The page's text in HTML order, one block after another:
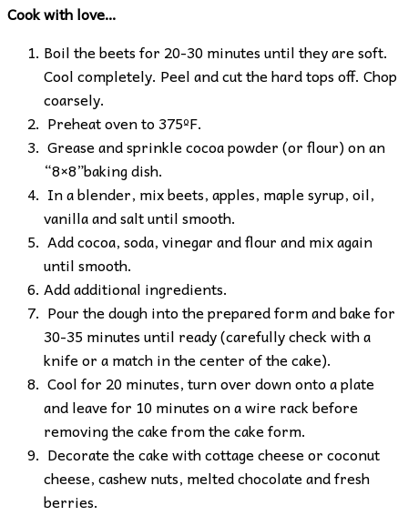
Cook with love…
Boil the beets for 20-30 minutes until they are soft.
Cool completely. Peel and cut the hard tops off. Chop
coarsely.
Preheat oven to 375ºF.
Grease and sprinkle cocoa powder (or flour) on an
“8×8”baking dish.
In a blender, mix beets, apples, maple syrup, oil,
vanilla and salt until smooth.
Add cocoa, soda, vinegar and flour and mix again
until smooth.
Add additional ingredients.
Pour the dough into the prepared form and bake for
30-35 minutes until ready (carefully check with a
knife or a match in the center of the cake).
Cool for 20 minutes, turn over down onto a plate
and leave for 10 minutes on a wire rack before
removing the cake from the cake form.
Decorate the cake with cottage cheese or coconut
cheese, cashew nuts, melted chocolate and fresh
berries.